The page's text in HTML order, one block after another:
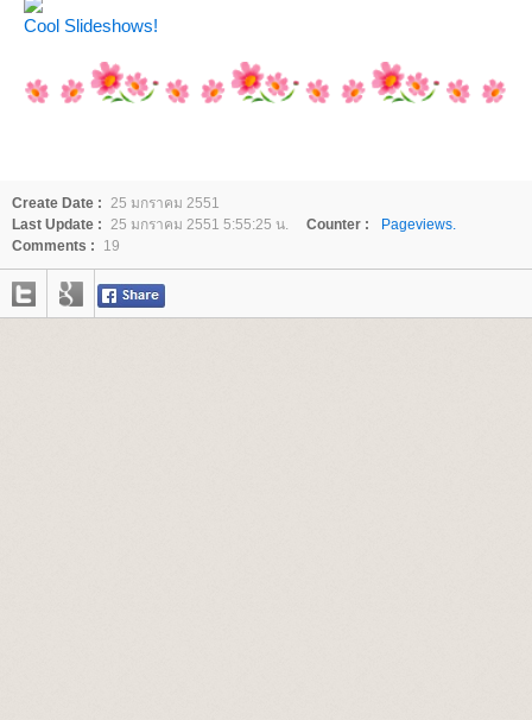
Cool Slideshows!
Create Date : 25 มกราคม 2551
Last Update : 25 มกราคม 2551 5:55:25 น. Counter :
Pageviews.
Comments :
19